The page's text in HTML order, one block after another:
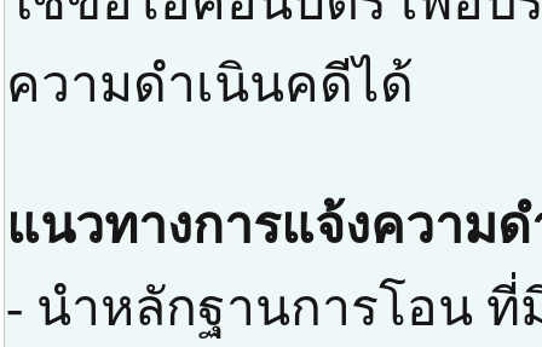
ความดำเนินคดีได้
แนวทางการแจ้งความ
- นำหลักฐานการโอน